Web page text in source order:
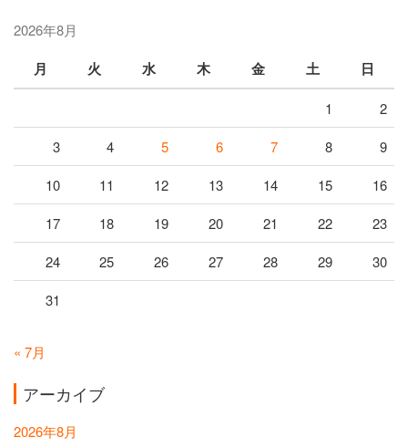
2026年8月
月 火 水 木 金 土 日
1
2
3
4 5 6 7 8
9
10
11 12 13 14 15
16
17
18 19 20 21 22
23
24
25 26 27 28 29
30
31
« 7月
アーカイブ
2026年8月